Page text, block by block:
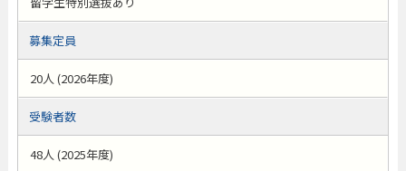
募集定員
20人 (2026年度)
受験者数
48人 (2025年度)